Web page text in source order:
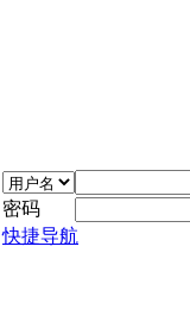
密码
快捷导航